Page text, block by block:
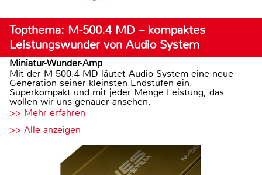
Topthema: M-500.4 MD – kompaktes
Leistungswunder von Audio System
Miniatur-Wunder-Amp
Mit der M-500.4 MD läutet Audio System eine neue
Generation seiner kleinsten Endstufen ein.
Superkompakt und mit jeder Menge Leistung, das
wollen wir uns genauer ansehen.
>> Mehr erfahren
>> Alle anzeigen